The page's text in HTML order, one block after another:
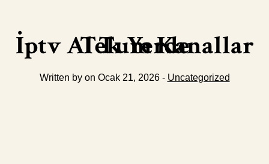
İptv Al Tum Kanallar Tek Yerde
Written by on Ocak 21, 2026 - Uncategorized